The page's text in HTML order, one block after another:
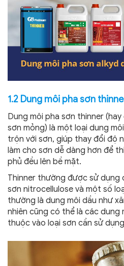
1.2 Dung môi pha sơn
Dung môi pha sơn thinner
sơn mỏng) là một loại dung
trộn với sơn, giúp thay đổi độ
làm cho sơn dễ dàng hơn để
phủ đều lên bề mặt.
Thinner thường được sử dụng
sơn nitrocellulose và một số
thường là dung môi dầu như
nhiên cũng có thể là các dung
thuộc vào loại sơn cần sử